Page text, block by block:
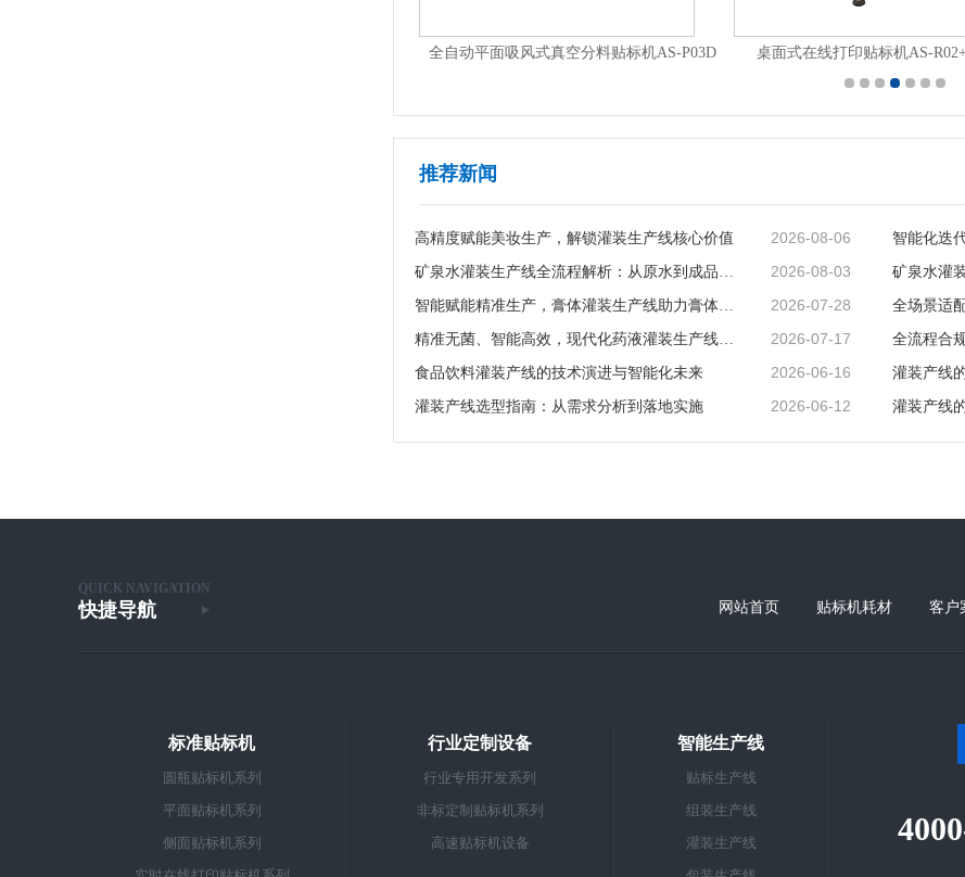
全自动平面分页贴标机AS-P02
推荐新闻
高精度赋能美妆生产，解锁灌装生产线核心价值 2026-08-06
矿泉水灌装生产线全流程解析：从原水到成品的品质守护 2026-08-03
智能赋能精准生产，膏体灌装生产线助力膏体行业提质增效 2026-07-28
精准无菌、智能高效，现代化药液灌装生产线赋能制药行业升级 2026-07-17
食品饮料灌装产线的技术演进与智能化未来 2026-06-16 灌装产线
灌装产线选型指南：从需求分析到落地实施 2026-06-12 灌装产线
QUICK NAVIGATION
快捷导航 网站首页 贴标机耗材 客户
标准贴标机
圆瓶贴标机系列
平面贴标机系列
侧面贴标机系列
行业定制设备
行业专用开发系列
非标定制贴标机系列
高速贴标机设备
智能生产线
贴标生产线
组装生产线
灌装生产线